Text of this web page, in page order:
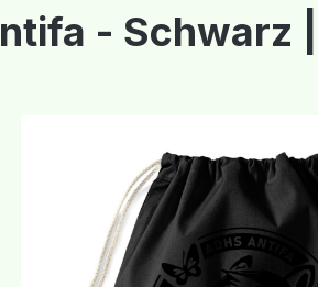
- Schwarz